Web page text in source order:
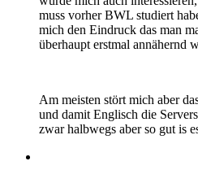
muss vorher BWL studiert
mich den Eindruck das man
überhaupt erstmal annähernd
Am meisten stört mich aber
und damit Englisch die
zwar halbwegs aber so gut is